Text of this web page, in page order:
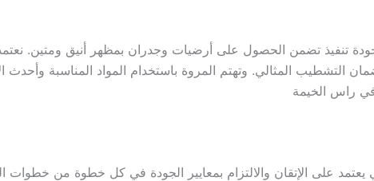
تنفيذ تضمن الحصول على أرضيات وجدران بمظهر أنيق ومتين.
التشطيب المثالي. وتهتم المروة باستخدام المواد المناسبة
راس الخيمة
على الإتقان والالتزام بمعايير الجودة في كل خطوة من خطوات